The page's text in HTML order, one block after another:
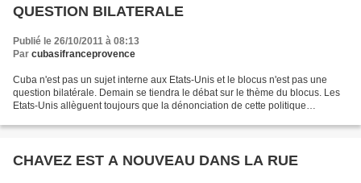
QUESTION BILATERALE
Publié le 26/10/2011 à 08:13
Par cubasifranceprovence
Cuba n'est pas un sujet interne aux Etats-Unis et le blocus n'est pas une
question bilatérale. Demain se tiendra le débat sur le thème du blocus. Les
Etats-Unis allèguent toujours que la dénonciation de cette politique
CHAVEZ EST A NOUVEAU DANS LA RUE